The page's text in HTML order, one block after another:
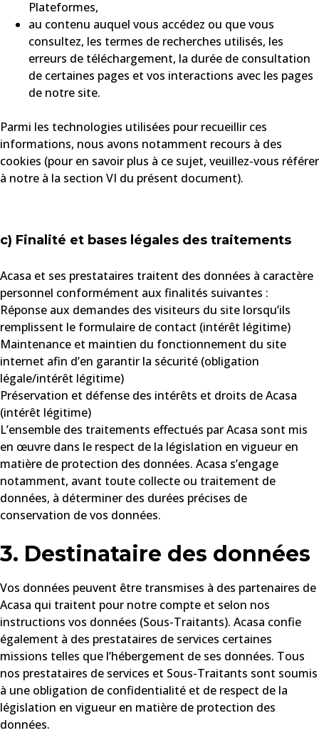
Plateformes,
au contenu auquel vous accédez ou que vous
consultez, les termes de recherches utilisés, les
erreurs de téléchargement, la durée de consultation
de certaines pages et vos interactions avec les pages
de notre site.
Parmi les technologies utilisées pour recueillir ces
informations, nous avons notamment recours à des
cookies (pour en savoir plus à ce sujet, veuillez-vous référer
à notre à la section VI du présent document).
c) Finalité et bases légales des traitements
Acasa et ses prestataires traitent des données à caractère
personnel conformément aux finalités suivantes :
Réponse aux demandes des visiteurs du site lorsqu’ils
remplissent le formulaire de contact (intérêt légitime)
Maintenance et maintien du fonctionnement du site
internet afin d’en garantir la sécurité (obligation
légale/intérêt légitime)
Préservation et défense des intérêts et droits de Acasa
(intérêt légitime)
L’ensemble des traitements effectués par Acasa sont mis
en œuvre dans le respect de la législation en vigueur en
matière de protection des données. Acasa s’engage
notamment, avant toute collecte ou traitement de
données, à déterminer des durées précises de
conservation de vos données.
3. Destinataire des données
Vos données peuvent être transmises à des partenaires de
Acasa qui traitent pour notre compte et selon nos
instructions vos données (Sous-Traitants). Acasa confie
également à des prestataires de services certaines
missions telles que l’hébergement de ses données. Tous
nos prestataires de services et Sous-Traitants sont soumis
à une obligation de confidentialité et de respect de la
législation en vigueur en matière de protection des
données.